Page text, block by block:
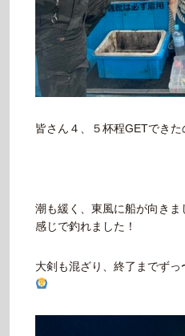
皆さん４、５杯程GETでき
潮も緩く、東風に船が向き
感じで釣れました！
大剣も混ざり、終了までず